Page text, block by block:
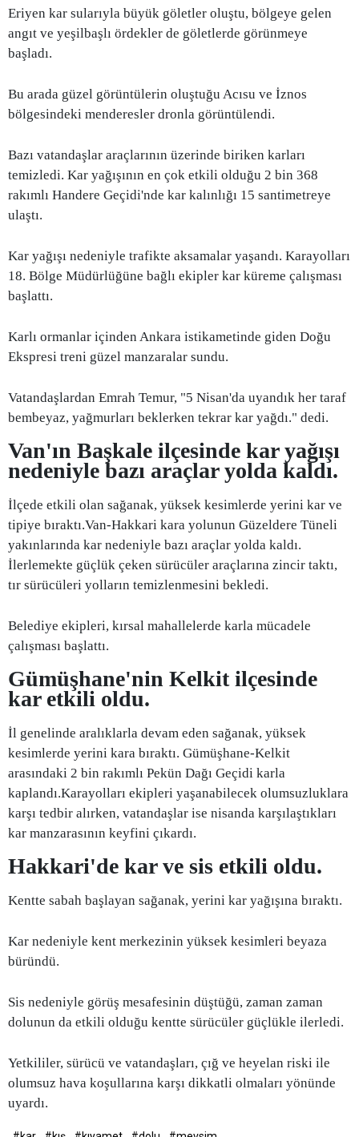
Eriyen kar sularıyla büyük göletler oluştu, bölgeye gelen
angıt ve yeşilbaşlı ördekler de göletlerde görünmeye
başladı.
Bu arada güzel görüntülerin oluştuğu Acısu ve İznos
bölgesindeki menderesler dronla görüntülendi.
Bazı vatandaşlar araçlarının üzerinde biriken karları
temizledi. Kar yağışının en çok etkili olduğu 2 bin 368
rakımlı Handere Geçidi'nde kar kalınlığı 15 santimetreye
ulaştı.
Kar yağışı nedeniyle trafikte aksamalar yaşandı. Karayolları
18. Bölge Müdürlüğüne bağlı ekipler kar küreme çalışması
başlattı.
Karlı ormanlar içinden Ankara istikametinde giden Doğu
Ekspresi treni güzel manzaralar sundu.
Vatandaşlardan Emrah Temur, "5 Nisan'da uyandık her taraf
bembeyaz, yağmurları beklerken tekrar kar yağdı." dedi.
Van'ın Başkale ilçesinde kar yağışı
nedeniyle bazı araçlar yolda kaldı.
İlçede etkili olan sağanak, yüksek kesimlerde yerini kar ve
tipiye bıraktı.Van-Hakkari kara yolunun Güzeldere Tüneli
yakınlarında kar nedeniyle bazı araçlar yolda kaldı.
İlerlemekte güçlük çeken sürücüler araçlarına zincir taktı,
tır sürücüleri yolların temizlenmesini bekledi.
Belediye ekipleri, kırsal mahallelerde karla mücadele
çalışması başlattı.
Gümüşhane'nin Kelkit ilçesinde
kar etkili oldu.
İl genelinde aralıklarla devam eden sağanak, yüksek
kesimlerde yerini kara bıraktı. Gümüşhane-Kelkit
arasındaki 2 bin rakımlı Pekün Dağı Geçidi karla
kaplandı.Karayolları ekipleri yaşanabilecek olumsuzluklara
karşı tedbir alırken, vatandaşlar ise nisanda karşılaştıkları
kar manzarasının keyfini çıkardı.
Hakkari'de kar ve sis etkili oldu.
Kentte sabah başlayan sağanak, yerini kar yağışına bıraktı.
Kar nedeniyle kent merkezinin yüksek kesimleri beyaza
büründü.
Sis nedeniyle görüş mesafesinin düştüğü, zaman zaman
dolunun da etkili olduğu kentte sürücüler güçlükle ilerledi.
Yetkililer, sürücü ve vatandaşları, çığ ve heyelan riski ile
olumsuz hava koşullarına karşı dikkatli olmaları yönünde
uyardı.